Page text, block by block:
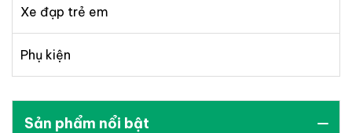
Xe đạp trẻ em
Phụ kiện
Sản phẩm nổi bật